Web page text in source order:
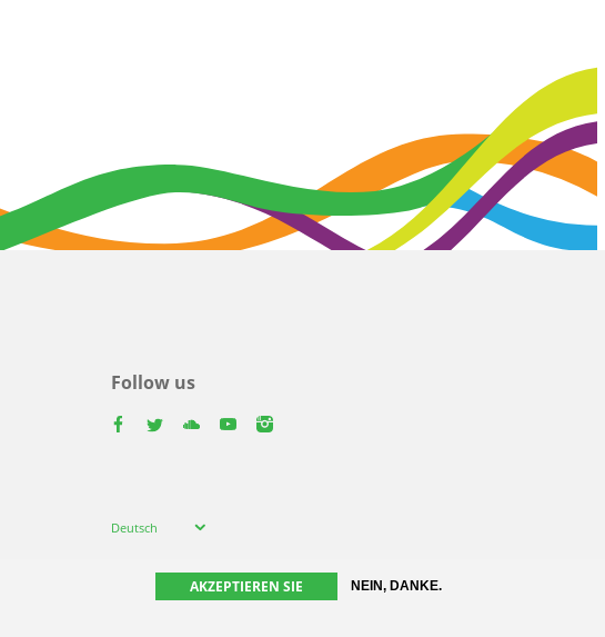
AKZEPTIEREN SIE NEIN, DANKE.
Follow us
language
Deutsch